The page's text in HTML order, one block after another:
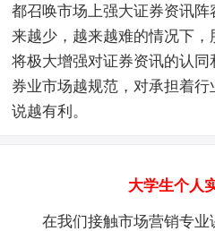
都召唤市场上强大证券资讯
来越少，越来越难的情况下
将极大增强对证券资讯的认
券业市场越规范，对承担着
说越有利。
大学生个人
在我们接触市场营销专